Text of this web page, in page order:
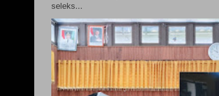
seleks...